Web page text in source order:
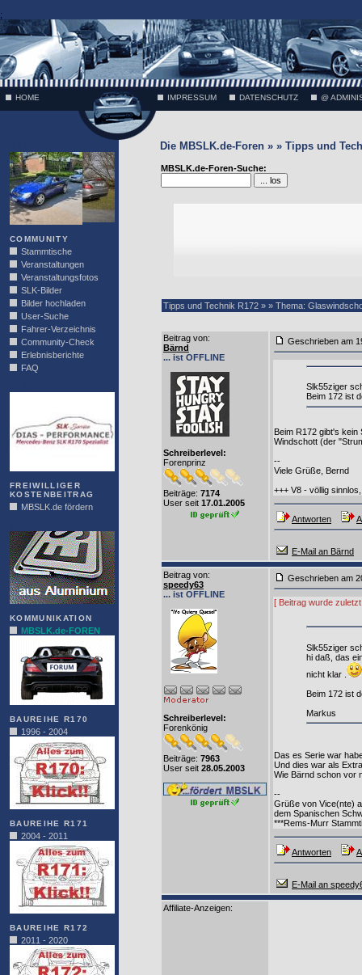
;
HOME IMPRESSUM DATENSCHUTZ @
COMMUNITY
Stammtische
Veranstaltungen
Veranstaltungsfotos
SLK-Bilder
Bilder hochladen
User-Suche
Fahrer-Verzeichnis
Community-Check
Erlebnisberichte
FAQ
FREIWILLIGER
KOSTENBEITRAG
MBSLK.de fördern
KOMMUNIKATION
MBSLK.de-FOREN
BAUREIHE R170
1996 - 2004
BAUREIHE R171
2004 - 2011
BAUREIHE R172
2011 - 2020
Die MBSLK.de-Foren » » Tipps und
MBSLK.de-Foren-Suche:
Tipps und Technik R172 » » Thema:
Beitrag von:
Bärnd
... ist OFFLINE
Schreiberlevel:
Forenprinz
Beiträge: 7174
User seit 17.01.2005
Geschrieben am
Slk55ziger
Beim 172 ist
Beim R172 gibt's
Windschott (der
--
Viele Grüße, Bernd
+++ V8 - völlig
Antworten
E-Mail an Bärnd
Beitrag von:
speedy63
... ist OFFLINE
Schreiberlevel:
Forenkönig
Beiträge: 7963
User seit 28.05.2003
Geschrieben am
[ Beitrag wurde
Slk55ziger
hi daß, das
nicht klar .
Beim 172 ist
Markus
Das es Serie war
Und dies war als
Wie Bärnd schon vor
--
Grüße von Vice(nte)
dem Spanischen
***Rems-Murr
Antworten
E-Mail an
Affiliate-Anzeigen: